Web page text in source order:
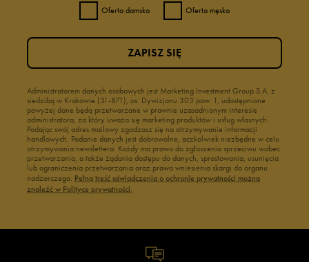
Oferta damska Oferta męska
Administratorem danych osobowych jest Marketing Investment Group S.A. z
siedzibą w Krakowie (31-871), os. Dywizjonu 303 paw. 1, udostępnione
powyżej dane będą przetwarzane w prawnie uzasadnionym interesie
administratora, za który uważa się marketing produktów i usług własnych.
Podając swój adres mailowy zgadzasz się na otrzymywanie informacji
handlowych. Podanie danych jest dobrowolne, aczkolwiek niezbędne w celu
otrzymywania newslettera. Każdy ma prawo do zgłoszenia sprzeciwu wobec
przetwarzania, a także żądania dostępu do danych, sprostowania, usunięcia
lub ograniczenia przetwarzania oraz prawo wniesienia skargi do organu
nadzorczego. Pełną treść oświadczenia o ochronie prywatności można
znaleźć w Polityce prywatności.
ZAPISZ SIĘ